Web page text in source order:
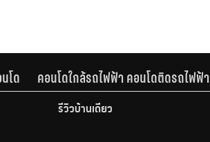
โด คอนโดใกล้รถไฟฟ้า คอนโดติดรถไฟฟ้า
รีวิวบ้านเดี่ยว